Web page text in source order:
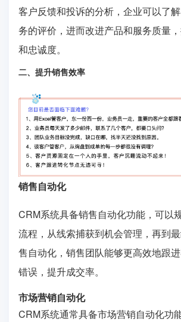
客户反馈和投诉的分析，企业可以了
务的评价，进而改进产品和服务质量
和忠诚度。
二、提升销售效率
销售自动化
CRM系统具备销售自动化功能，可以
流程，从线索捕获到机会管理，再到
售自动化，销售团队能够更高效地跟
错误，提升成交率。
市场营销自动化
CRM系统通常具备市场营销自动化功